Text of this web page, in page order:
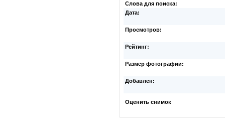
Слова для поиска:
Дата:
Просмотров:
Рейтинг:
Размер фотографии:
Добавлен:
Оценить снимок